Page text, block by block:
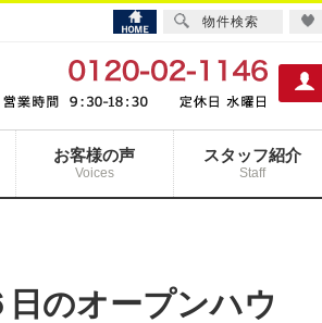
お客様の声
Voices
スタッフ紹介
Staff
のオープンハウ
物件検索